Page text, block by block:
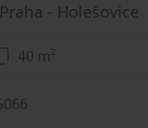
- Holešovice
40 m²